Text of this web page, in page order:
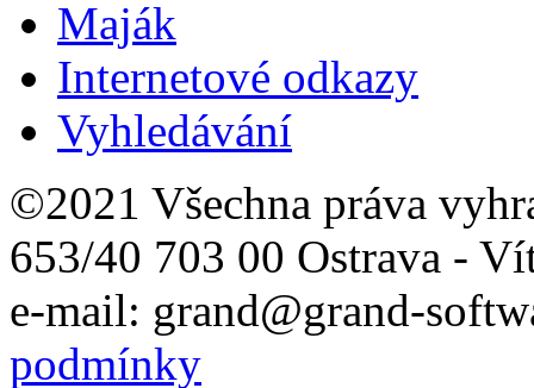
Maják
Internetové odkazy
Vyhledávání
©2021 Všechna práva
653/40 703 00 Ostrava -
e-mail: grand@grand-
podmínky